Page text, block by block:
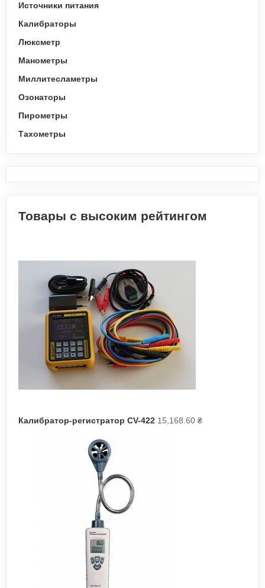
Источники питания
Калибраторы
Люксметр
Манометры
Миллитесламетры
Озонаторы
Пирометры
Тахометры
Товары с высоким рейтингом
Калибратор-регистратор CV-422 15,168.60 ₴